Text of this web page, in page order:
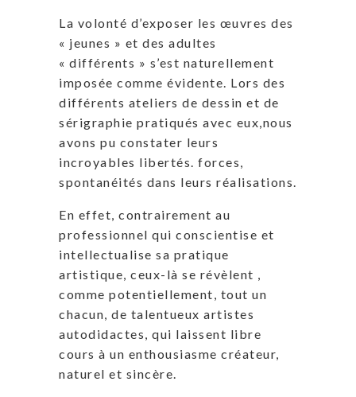
La volonté d’exposer les œuvres des
« jeunes » et des adultes
« différents » s’est naturellement
imposée comme évidente. Lors des
différents ateliers de dessin et de
sérigraphie pratiqués avec eux,nous
avons pu constater leurs
incroyables libertés. forces,
spontanéités dans leurs réalisations.
En effet, contrairement au
professionnel qui conscientise et
intellectualise sa pratique
artistique, ceux-là se révèlent ,
comme potentiellement, tout un
chacun, de talentueux artistes
autodidactes, qui laissent libre
cours à un enthousiasme créateur,
naturel et sincère.